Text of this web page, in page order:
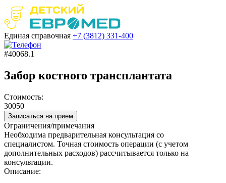
Единая справочная +7 (3812) 331-400
#40068.1
Забор костного трансплантата
Стоимость:
30050
Записаться на прием
Ограничения/примечания
Необходима предварительная консультация со
специалистом. Точная стоимость операции (с учетом
дополнительных расходов) рассчитывается только на
консультации.
Описание: